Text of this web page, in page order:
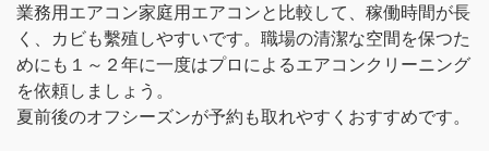
業務用エアコン家庭用エアコンと比較して、稼働時間が長
く、カビも繫殖しやすいです。職場の清潔な空間を保つた
めにも１～２年に一度はプロによるエアコンクリーニング
を依頼しましょう。
夏前後のオフシーズンが予約も取れやすくおすすめです。